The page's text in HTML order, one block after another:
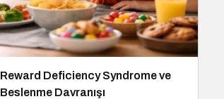
Reward Deficiency Syndrome ve
Beslenme Davranışı